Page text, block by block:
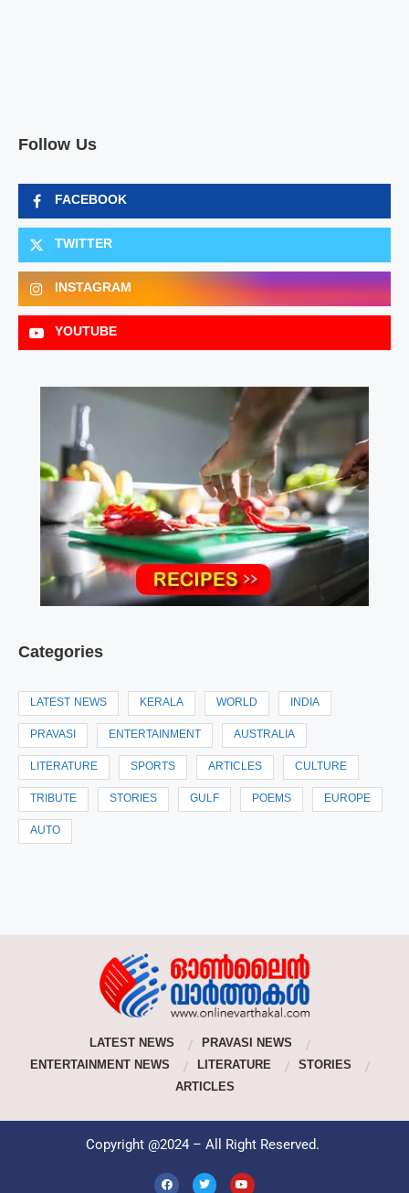
Follow Us
FACEBOOK
TWITTER
INSTAGRAM
YOUTUBE
Categories
LATEST NEWS KERALA WORLD INDIA
PRAVASI ENTERTAINMENT AUSTRALIA
LITERATURE SPORTS ARTICLES CULTURE
TRIBUTE STORIES GULF POEMS EUROPE
AUTO
LATEST NEWS
PRAVASI NEWS
ENTERTAINMENT NEWS
LITERATURE
STORIES
ARTICLES
Copyright @2024 – All Right Reserved.